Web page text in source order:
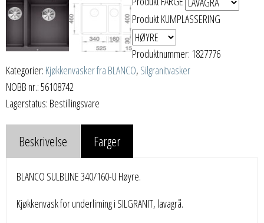
Produkt KUMPLASSERING
Produktnummer: 1827776
Kategorier: Kjøkkenvasker fra BLANCO, Silgranitvasker
NOBB nr.: 56108742
Lagerstatus: Bestillingsvare
Beskrivelse Farger
BLANCO SULBLINE 340/160-U Høyre.
Kjøkkenvask for underliming i SILGRANIT, lavagrå.